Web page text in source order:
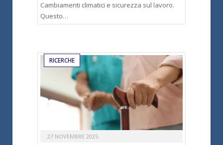
Cambiamenti climatici e sicurezza sul lavoro.
Questo…
RICERCHE
27 NOVEMBRE 2025